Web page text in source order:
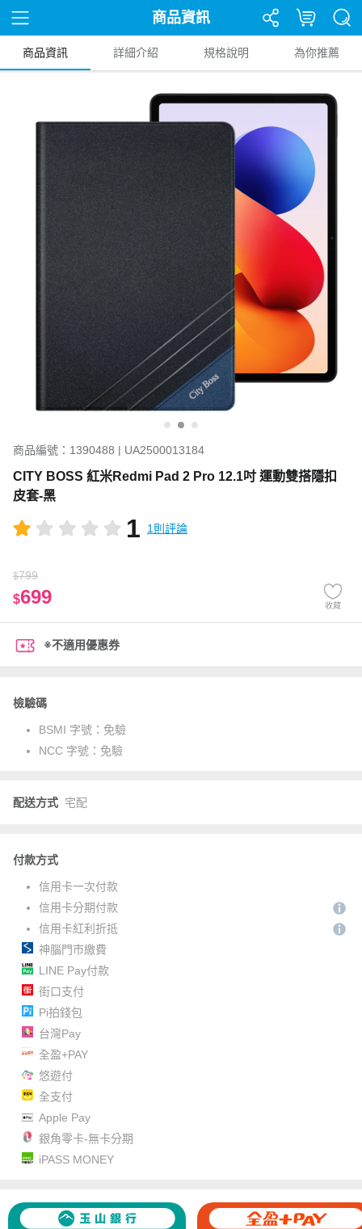
商品資訊
商品資訊 詳細介紹 規格說明 為你推薦
商品編號：1390488 | UA2500013184
CITY BOSS 紅米Redmi Pad 2 Pro 12.1吋 運動雙搭隱扣
皮套-黑
1 1則評論
$799
$699 收藏
※不適用優惠券
檢驗碼
BSMI 字號： 免驗
NCC 字號： 免驗
配送方式 宅配
付款方式
信用卡一次付款
信用卡分期付款
信用卡紅利折抵
神腦門市繳費
LINE Pay付款
街口支付
Pi拍錢包
台灣Pay
全盈+PAY
悠遊付
全支付
Apple Pay
銀角零卡-無卡分期
iPASS MONEY